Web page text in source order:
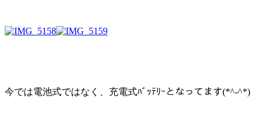
今では電池式ではなく、充電式ﾊﾞｯﾃﾘｰとなってます(*^-^*)